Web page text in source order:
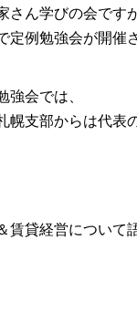
ん学びの会ですが
例勉強会が開催
強会では、
幌支部からは代表
賃貸経営について